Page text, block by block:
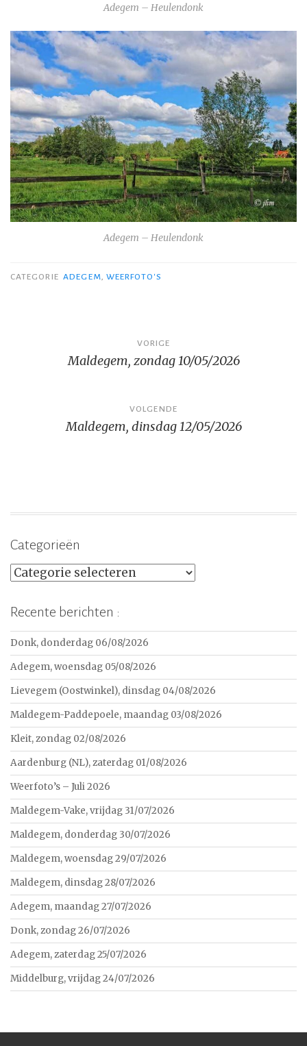
Adegem – Heulendonk
Adegem – Heulendonk
CATEGORIE ADEGEM, WEERFOTO'S
navigatie
VORIGE
Maldegem, zondag 10/05/2026
VOLGENDE
Maldegem, dinsdag 12/05/2026
Categorieën
Categorieën
Recente berichten :
Donk, donderdag 06/08/2026
Adegem, woensdag 05/08/2026
Lievegem (Oostwinkel), dinsdag 04/08/2026
Maldegem-Paddepoele, maandag 03/08/2026
Kleit, zondag 02/08/2026
Aardenburg (NL), zaterdag 01/08/2026
Weerfoto’s – Juli 2026
Maldegem-Vake, vrijdag 31/07/2026
Maldegem, donderdag 30/07/2026
Maldegem, woensdag 29/07/2026
Maldegem, dinsdag 28/07/2026
Adegem, maandag 27/07/2026
Donk, zondag 26/07/2026
Adegem, zaterdag 25/07/2026
Middelburg, vrijdag 24/07/2026